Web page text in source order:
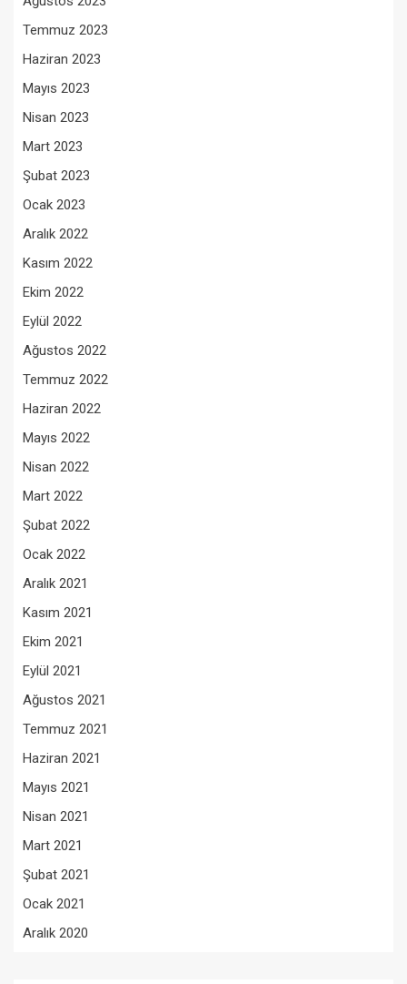
Temmuz 2023
Haziran 2023
Mayıs 2023
Nisan 2023
Mart 2023
Şubat 2023
Ocak 2023
Aralık 2022
Kasım 2022
Ekim 2022
Eylül 2022
Ağustos 2022
Temmuz 2022
Haziran 2022
Mayıs 2022
Nisan 2022
Mart 2022
Şubat 2022
Ocak 2022
Aralık 2021
Kasım 2021
Ekim 2021
Eylül 2021
Ağustos 2021
Temmuz 2021
Haziran 2021
Mayıs 2021
Nisan 2021
Mart 2021
Şubat 2021
Ocak 2021
Aralık 2020